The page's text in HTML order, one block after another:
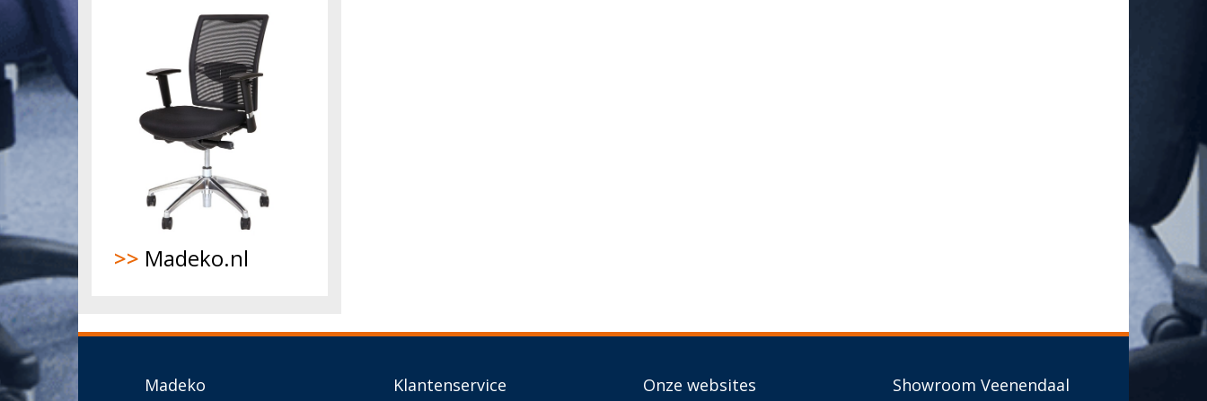
>> Madeko.nl
Madeko Klantenservice Onze websites Showroom Veenendaal